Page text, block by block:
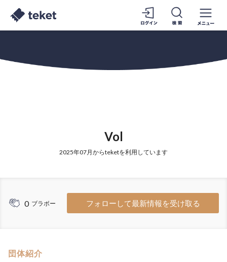
Vol
2025年07月からteketを利用しています
0 ブラボー フォローして最新情報を受け取る
団体紹介